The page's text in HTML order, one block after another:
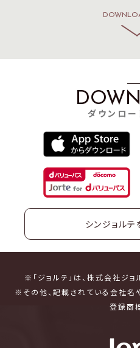
ダウンロー
シンジョルテ
※「ジョルテ」は、株式会社ジ
※その他、記載されている会社名
登録商